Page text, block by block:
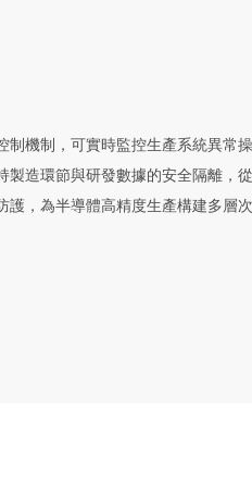
制機制，可實時監控生產系統異常
製造環節與研發數據的安全隔離，
護，為半導體高精度生產構建多層